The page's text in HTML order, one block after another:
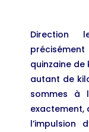
Direction
quinzaine
autant de
sommes à
exactement,
l’impulsion